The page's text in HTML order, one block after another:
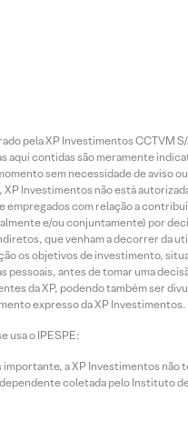
pela XP Investimentos CCTVM
aqui contidas são meramente
sem necessidade de aviso
XP Investimentos não está
com relação a
e/ou conjuntamente) por
que venham a decorrer da
os objetivos de investimento,
pessoais, antes de tomar uma
da XP, podendo também ser
expresso da XP Investimentos.
usa o IPESPE:
importante, a XP Investimentos
coletada pelo Instituto